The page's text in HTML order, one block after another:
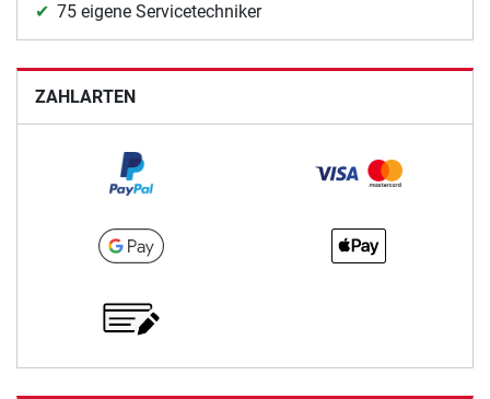
75 eigene Servicetechniker
ZAHLARTEN